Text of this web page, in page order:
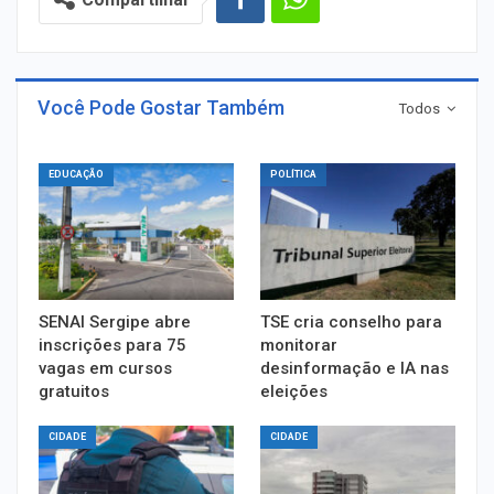
Todos
Você Pode Gostar Também
EDUCAÇÃO
SENAI Sergipe abre
inscrições para 75
vagas em cursos
gratuitos
POLÍTICA
TSE cria conselho para
monitorar
desinformação e IA nas
eleições
CIDADE CIDADE